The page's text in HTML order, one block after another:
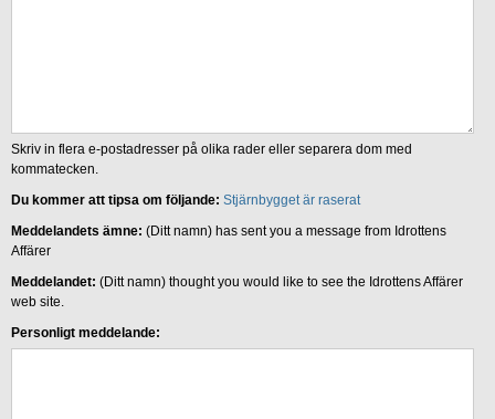
Skriv in flera e-postadresser på olika rader eller separera dom med
kommatecken.
Du kommer att tipsa om följande: Stjärnbygget är raserat
Meddelandets ämne: (Ditt namn) has sent you a message from Idrottens
Affärer
Meddelandet: (Ditt namn) thought you would like to see the Idrottens Affärer
web site.
Personligt meddelande: